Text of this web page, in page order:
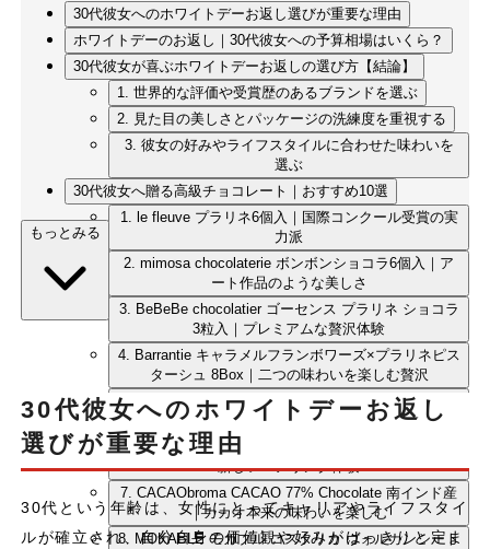
30代彼女へのホワイトデーお返し選びが重要な理由
ホワイトデーのお返し｜30代彼女への予算相場はいくら？
30代彼女が喜ぶホワイトデーお返しの選び方【結論】
1. 世界的な評価や受賞歴のあるブランドを選ぶ
2. 見た目の美しさとパッケージの洗練度を重視する
3. 彼女の好みやライフスタイルに合わせた味わいを
選ぶ
30代彼女へ贈る高級チョコレート｜おすすめ10選
1. le fleuve プラリネ6個入｜国際コンクール受賞の実
力派
2. mimosa chocolaterie ボンボンショコラ6個入｜ア
ート作品のような美しさ
3. BeBeBe chocolatier ゴーセンス プラリネ ショコラ
3粒入｜プレミアムな贅沢体験
4. Barrantie キャラメルフランボワーズ×プラリネピス
ターシュ 8Box｜二つの味わいを楽しむ贅沢
5. Cherry BonBon ボンボンバッグ｜可愛らしさと美
味しさの両立
6. 果実と茶葉を活かしたノンアルコールシリーズ｜
新しいペアリング体験
7. CACAObroma CACAO 77% Chocolate 南インド産
｜カカオ本来の味わいを楽しむ
8. MOKABLE モカブル コスタリカ ヴォルカンシート
もっとみる
30代彼女へのホワイトデーお返し
選びが重要な理由
30代という年齢は、女性にとってキャリアやライフスタイ
ルが確立され、自分自身の価値観や好みがはっきりと定ま